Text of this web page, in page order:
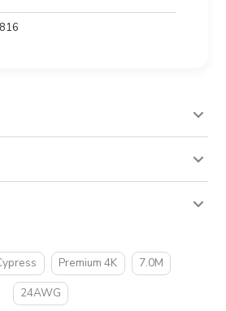
816
Premium 4K
7.0M
24AWG